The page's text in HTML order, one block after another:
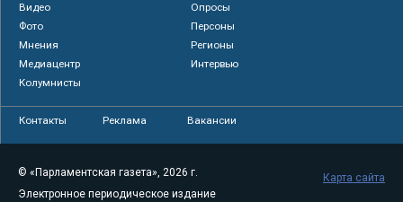
Видео
Опросы
Фото
Персоны
Мнения
Регионы
Медиацентр
Интервью
Колумнисты
Контакты Реклама Вакансии
© «Парламентская газета», 2026 г.
Электронное периодическое издание
Карта сайта